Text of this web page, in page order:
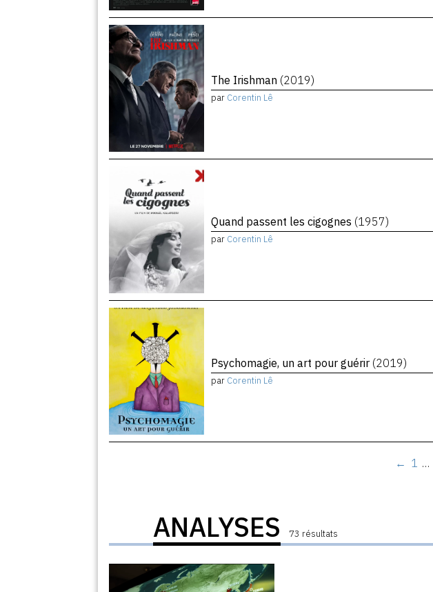
The Irishman (2019)
par Corentin Lê
Quand passent les cigognes (1957)
par Corentin Lê
Psychomagie, un art pour guérir (2019)
par Corentin Lê
← 1 …
ANALYSES 73 résultats